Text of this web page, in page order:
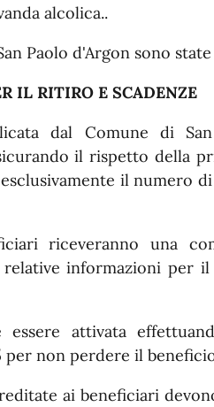
alcolica..
Paolo d'Argon sono
IL RITIRO E SCADENZE
dal Comune di
il rispetto della
il numero
riceveranno una
informazioni per
essere attivata
per non perdere il
ai beneficiari